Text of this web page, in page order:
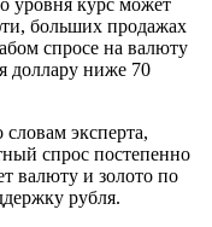
уровня курс может
больших продажах
спросе на валюту
доллару ниже 70
эксперта,
спрос постепенно
валюту и золото по
рубля.